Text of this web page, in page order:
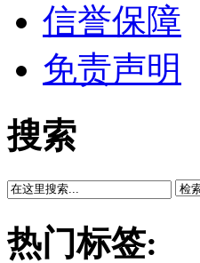
信誉保障
免责声明
搜索
热门标签: